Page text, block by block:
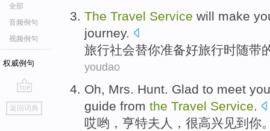
全部
音频例句
视频例句
权威例句
go
top
返回词典
The Travel Service will make
journey.
旅行社会替你准备好旅行时随带
youdao
Oh, Mrs. Hunt. Glad to meet you
guide from the Travel Service.
哎哟 ， 亨特夫人 ，很高兴 见到 你